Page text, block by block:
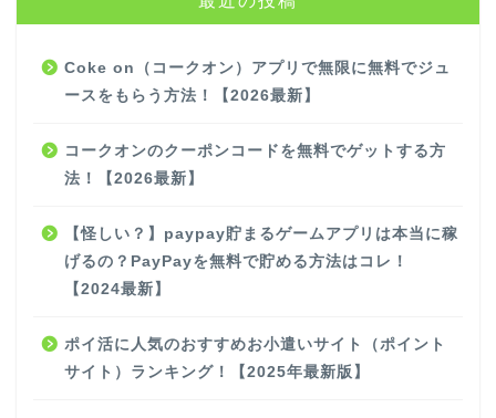
Coke on（コークオン）アプリで無限に無料でジュ
ースをもらう方法！【2026最新】
コークオンのクーポンコードを無料でゲットする方
法！【2026最新】
【怪しい？】paypay貯まるゲームアプリは本当に稼
げるの？PayPayを無料で貯める方法はコレ！
【2024最新】
ポイ活に人気のおすすめお小遣いサイト（ポイント
サイト）ランキング！【2025年最新版】